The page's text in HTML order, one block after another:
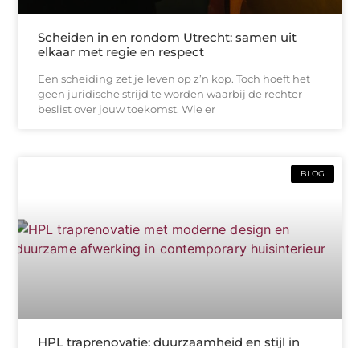
Scheiden in en rondom Utrecht: samen uit
elkaar met regie en respect
Een scheiding zet je leven op z’n kop. Toch hoeft het
geen juridische strijd te worden waarbij de rechter
beslist over jouw toekomst. Wie er
BLOG
HPL traprenovatie: duurzaamheid en stijl in